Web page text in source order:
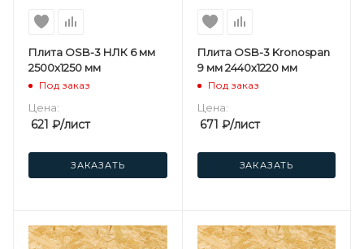
Плита OSB-3 НЛК 6 мм
2500х1250 мм
Под заказ
Цена:
621 ₽/лист
ЗАКАЗАТЬ
Плита OSB-3 Kronospan
9 мм 2440х1220 мм
Под заказ
Цена:
671 ₽/лист
ЗАКАЗАТЬ